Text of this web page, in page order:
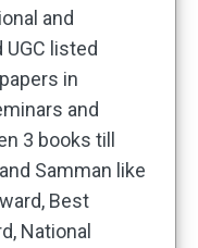
and
UGC listed
in
and
3 books till
Samman like
Best
National